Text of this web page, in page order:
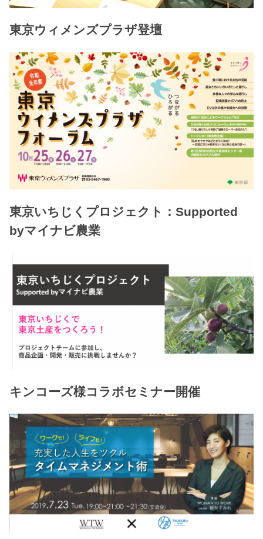
東京ウィメンズプラザ登壇
東京いちじくプロジェクト：Supported
byマイナビ農業
キンコーズ様コラボセミナー開催